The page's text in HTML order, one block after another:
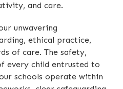
and care.
unwavering
ethical practice,
of care. The safety,
every child entrusted to
schools operate within